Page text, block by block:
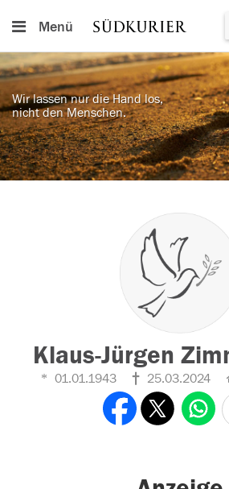
Menü
Wir lassen nur die Hand los,
nicht den Menschen.
Klaus-Jürgen
01.01.1943 25.03.2024